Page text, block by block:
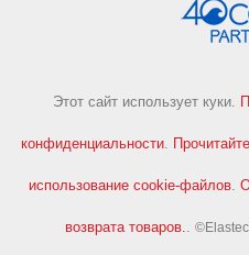
Этот сайт использует куки.
конфиденциальности.
использование cookie-файлов.
возврата товаров..